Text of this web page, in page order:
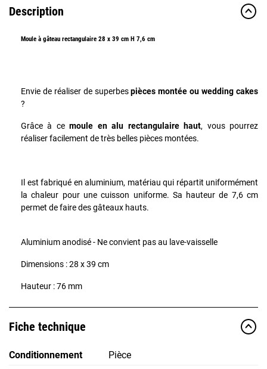
Description
Moule à gâteau rectangulaire 28 x 39 cm H 7,6 cm
Envie de réaliser de superbespièces montée ou wedding cakes
?
Grâce à cemoule en alu rectangulaire haut, vous pourrez
réaliser facilement de très belles pièces montées.
Il est fabriqué en aluminium, matériau qui répartit uniformément
la chaleur pour une cuisson uniforme. Sa hauteur de 7,6 cm
permet de faire des gâteaux hauts.
Aluminiumanodisé- Ne convient pas au lave-vaisselle
Dimensions : 28 x 39 cm
Hauteur : 76 mm
Fiche technique
Conditionnement
Pièce